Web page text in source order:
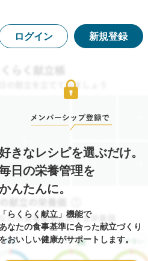
ログイン 新規登録
きなレシピを選ぶだけ。
日の栄養管理を
んたんに。
「らくらく献立」機能で
なたの食事基準に合った献立づくり
をおいしい健康がサポートします。